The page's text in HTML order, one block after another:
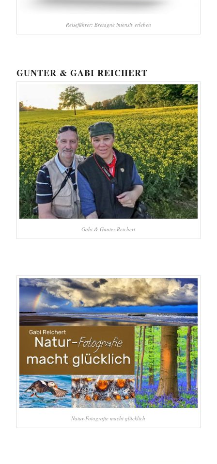
Reiseführer: Bretagne intensiv erleben
GUNTER & GABI REICHERT
Gabi & Gunter Reichert
Natur-Fotografie macht glücklich